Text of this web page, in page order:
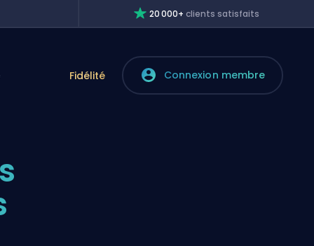
20 000+clients satisfaits
Fidélité Connexion membre